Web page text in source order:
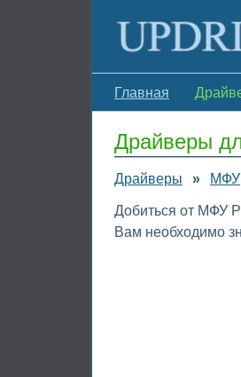
Главная
Драйверы
Драйверы » МФУ
Добиться от МФУ
Вам необходимо